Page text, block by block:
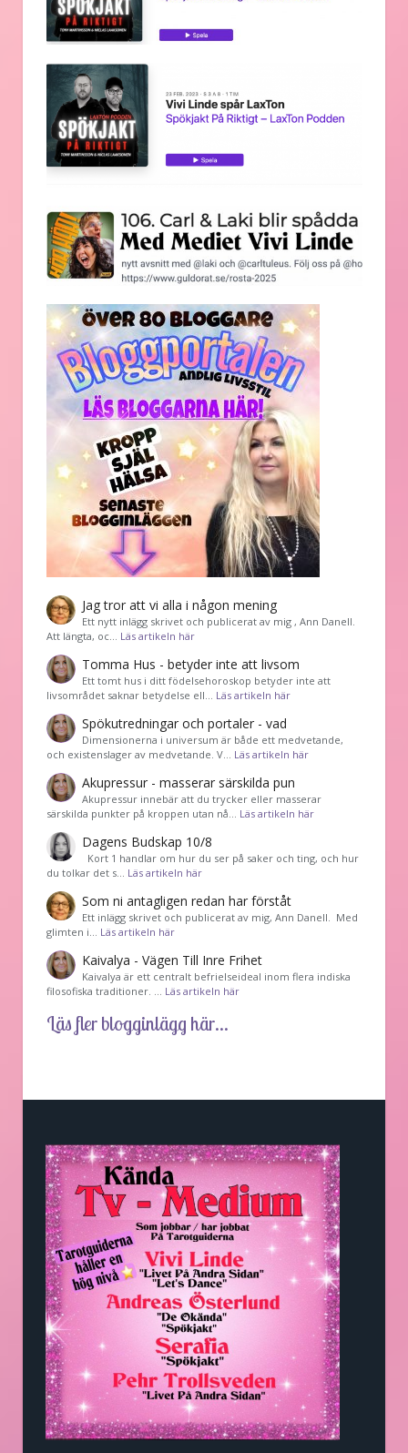
Jag tror att vi alla i någon mening
Ett nytt inlägg skrivet och publicerat av mig , Ann Danell.
Att längta, oc… Läs artikeln här
Tomma Hus - betyder inte att livsom
Ett tomt hus i ditt födelsehoroskop betyder inte att
livsområdet saknar betydelse ell… Läs artikeln här
Spökutredningar och portaler - vad
Dimensionerna i universum är både ett medvetande,
och existenslager av medvetande. V… Läs artikeln här
Akupressur - masserar särskilda pun
Akupressur innebär att du trycker eller masserar
särskilda punkter på kroppen utan nå… Läs artikeln här
Dagens Budskap 10/8
Kort 1 handlar om hur du ser på saker och ting, och hur
du tolkar det s… Läs artikeln här
Som ni antagligen redan har förståt
Ett inlägg skrivet och publicerat av mig, Ann Danell. Med
glimten i… Läs artikeln här
Kaivalya - Vägen Till Inre Frihet
Kaivalya är ett centralt befrielseideal inom flera indiska
filosofiska traditioner. … Läs artikeln här
Läs fler blogginlägg här...